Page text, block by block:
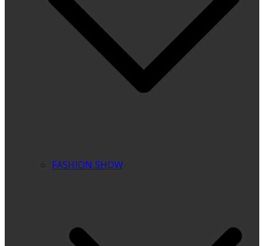
FASHION SHOW